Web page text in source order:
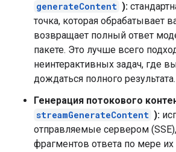
generateContent ):
точка, которая обрабатывает
возвращает полный ответ
пакете. Это лучше всего
неинтерактивных задач, где
дождаться полного результата.
Генерация потокового
streamGenerateContent ):
отправляемые сервером
фрагментов ответа по мере их